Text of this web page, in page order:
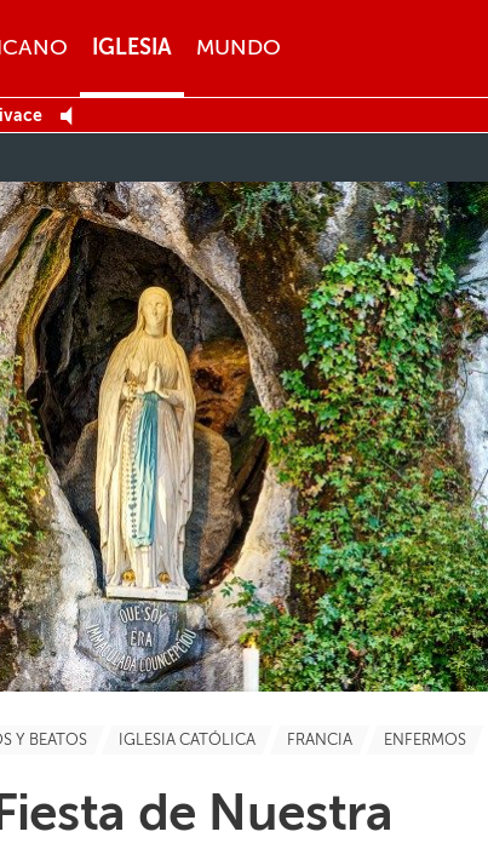
IGLESIA MUNDO
Y BEATOS IGLESIA CATÓLICA FRANCIA ENFERMOS
de Nuestra